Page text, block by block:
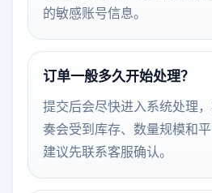
的敏感账号信息。
订单一般多久开始处理？
提交后会尽快进入系统处理
奏会受到库存、数量规模和
建议先联系客服确认。